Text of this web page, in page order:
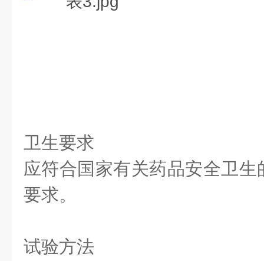
卫生要求
应符合国家有关药品安全卫
要求。
试验方法